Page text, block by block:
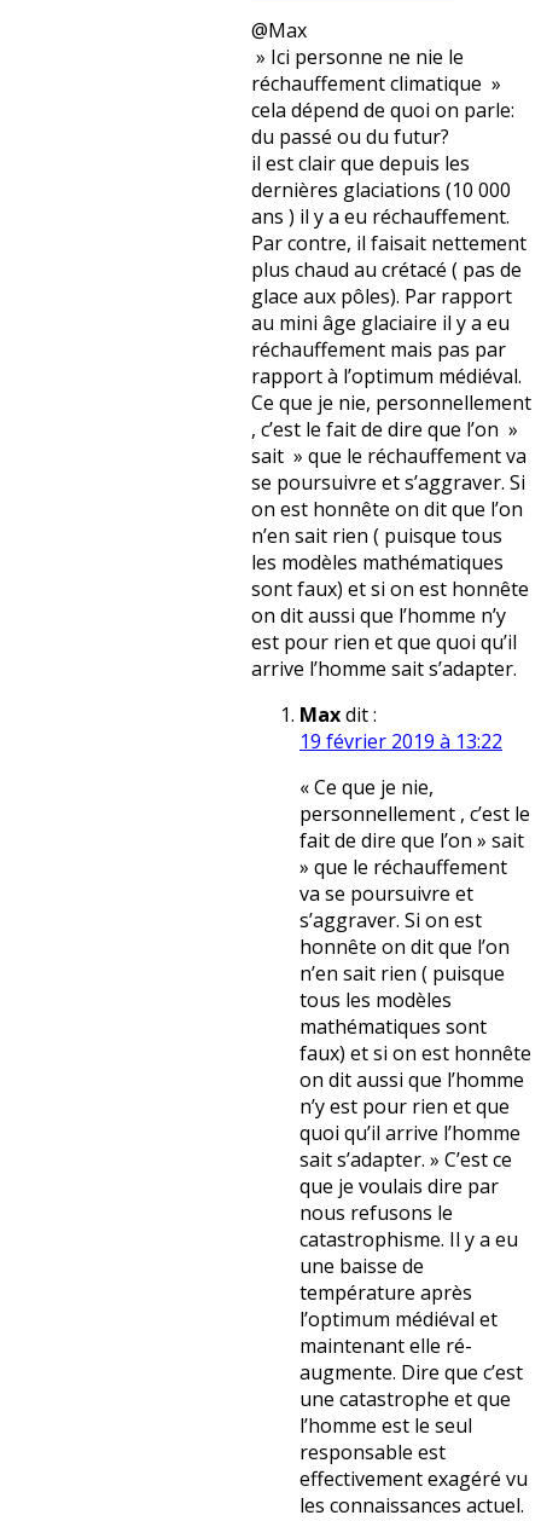
@Max
» Ici personne ne nie le
réchauffement climatique »
cela dépend de quoi on parle:
du passé ou du futur?
il est clair que depuis les
dernières glaciations (10 000
ans ) il y a eu réchauffement.
Par contre, il faisait nettement
plus chaud au crétacé ( pas de
glace aux pôles). Par rapport
au mini âge glaciaire il y a eu
réchauffement mais pas par
rapport à l’optimum médiéval.
Ce que je nie, personnellement
, c’est le fait de dire que l’on »
sait » que le réchauffement va
se poursuivre et s’aggraver. Si
on est honnête on dit que l’on
n’en sait rien ( puisque tous
les modèles mathématiques
sont faux) et si on est honnête
on dit aussi que l’homme n’y
est pour rien et que quoi qu’il
arrive l’homme sait s’adapter.
Maxdit :
19 février 2019 à 13:22
« Ce que je nie,
personnellement , c’est le
fait de dire que l’on » sait
» que le réchauffement
va se poursuivre et
s’aggraver. Si on est
honnête on dit que l’on
n’en sait rien ( puisque
tous les modèles
mathématiques sont
faux) et si on est honnête
on dit aussi que l’homme
n’y est pour rien et que
quoi qu’il arrive l’homme
sait s’adapter. » C’est ce
que je voulais dire par
nous refusons le
catastrophisme. Il y a eu
une baisse de
température après
l’optimum médiéval et
maintenant elle ré-
augmente. Dire que c’est
une catastrophe et que
l’homme est le seul
responsable est
effectivement exagéré vu
les connaissances actuel.